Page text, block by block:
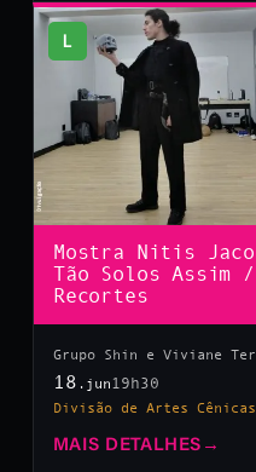
L
Mostra Nitis
Tão Solos Assim
Recortes
Grupo Shin e Viviane
18 .jun 19h30
Divisão de Artes Cênicas
MAIS DETALHES →